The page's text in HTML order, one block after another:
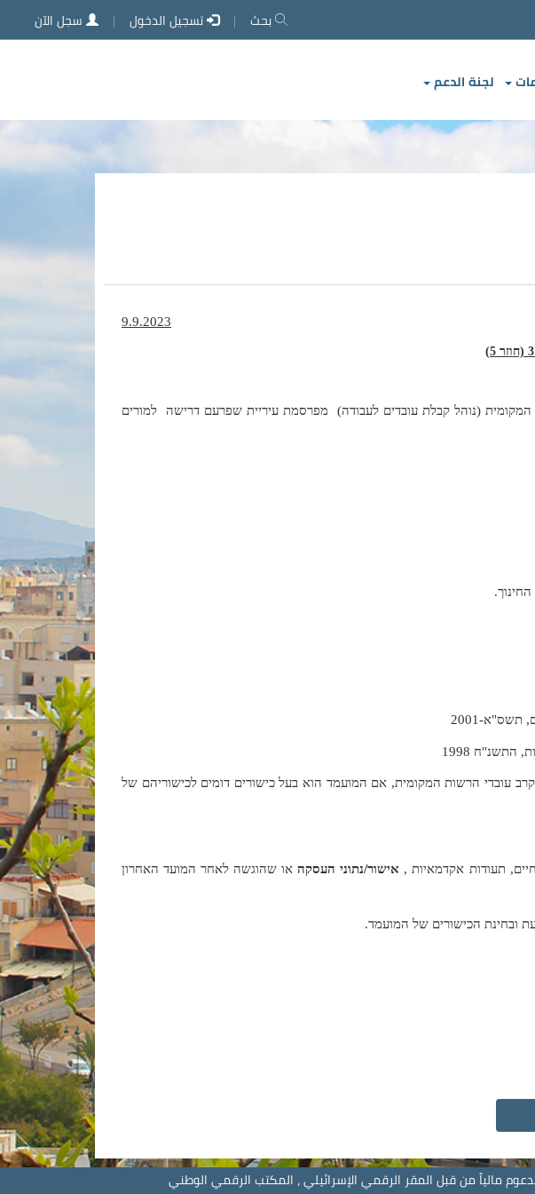
بحث تسجيل الدخول سجل الآن
لجنة الدعم
9.9.2023
המקומית (נוהל קבלת עובדים לעבודה) מפרסמת עיריית שפרעם דרישה למורים
2001
עובדי הרשות המקומית, אם המועמד הוא בעל כישורים דומים לכישוריהם של
תעודות אקדמאיות , אישור/נתוני העסקהאו שהוגשה לאחר המועד האחרון
ובחינת הכישורים של המועמד.
مالياً من قبل المقر الرقمي الإسرائيلي ، المكتب الرقمي الوطني